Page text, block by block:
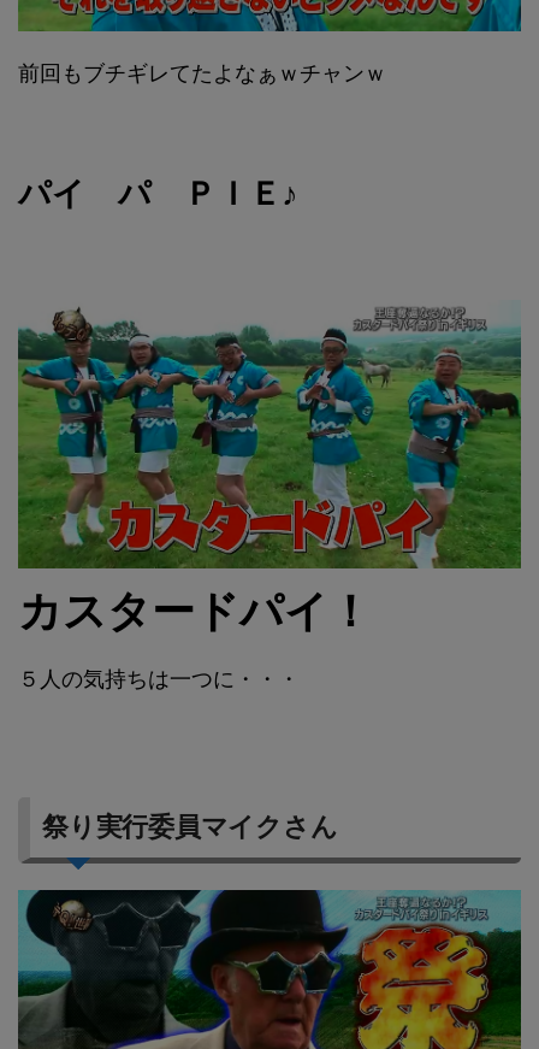
前回もブチギレてたよなぁｗチャンｗ
パイ パ ＰＩＥ♪
カスタードパイ！
５人の気持ちは一つに・・・
祭り実行委員マイクさん